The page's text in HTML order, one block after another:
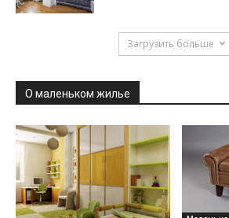
Загрузить больше
О маленьком жилье